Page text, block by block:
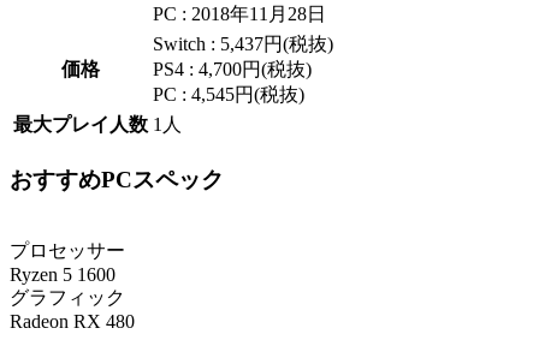
PC : 2018年11月28日
価格
Switch : 5,437円(税抜)
PS4 : 4,700円(税抜)
PC : 4,545円(税抜)
最大プレイ人数 1人
おすすめPCスペック
プロセッサー
Ryzen 5 1600
グラフィック
Radeon RX 480